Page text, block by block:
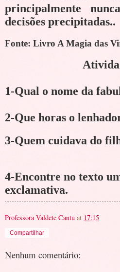
principalmente
decisões precipitadas..
Fonte: Livro A Magia das
1-Qual o nome da
2-Que horas o
3-Quem cuidava do
4-Encontre no texto
exclamativa.
Professora Valdete Cantu at 17:15
Compartilhar
Nenhum comentário: